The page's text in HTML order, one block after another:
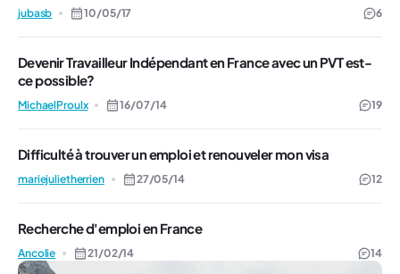
jubasb 10/05/17 6
Devenir Travailleur Indépendant en France avec un PVT est-
ce possible?
MichaelProulx 16/07/14 19
Difficulté à trouver un emploi et renouveler mon visa
mariejulietherrien 27/05/14 12
Recherche d'emploi en France
Ancolie 21/02/14 14